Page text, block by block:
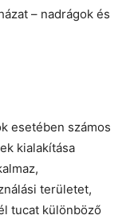
– nadrágok és
esetében számos
kialakítása
területet,
tucat különböző